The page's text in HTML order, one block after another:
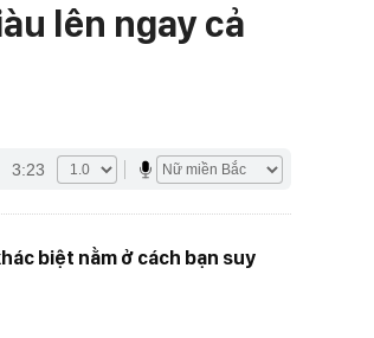
lên ngay cả
3:23
biệt nằm ở cách bạn suy